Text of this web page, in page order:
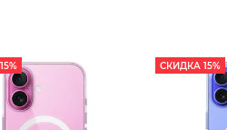
СКИДКА 15%